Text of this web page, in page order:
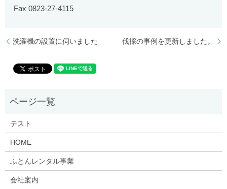
Fax 0823-27-4115
洗濯機の設置に伺いました 伐採の事例を更新しました。
テスト
HOME
ふとんレンタル事業
会社案内